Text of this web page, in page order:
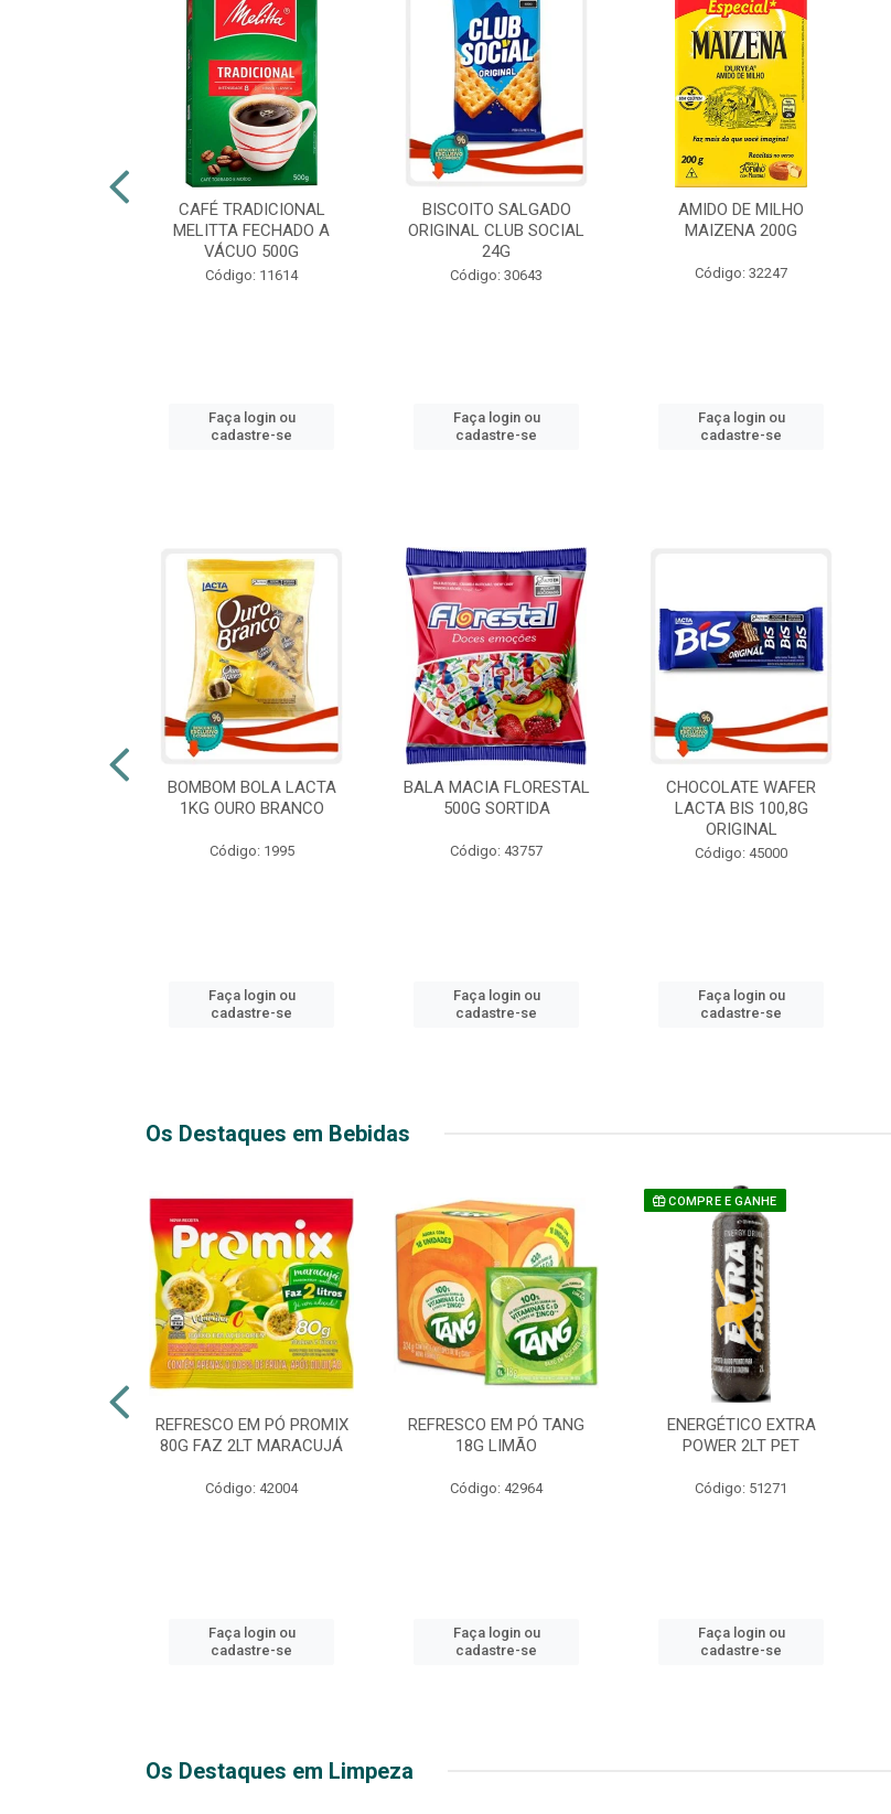
CAFÉ TRADICIONAL
MELITTA FECHADO A
VÁCUO 500G
Código: 11614
Faça login ou
cadastre-se
BISCOITO SALGADO
ORIGINAL CLUB SOCIAL
24G
Código: 30643
Faça login ou
cadastre-se
AMIDO DE MILHO
MAIZENA 200G
Código: 32247
Faça login ou
cadastre-se
BOMBOM BOLA LACTA
1KG OURO BRANCO
Código: 1995
Faça login ou
cadastre-se
BALA MACIA FLORESTAL
500G SORTIDA
Código: 43757
Faça login ou
cadastre-se
CHOCOLATE WAFER
LACTA BIS 100,8G
ORIGINAL
Código: 45000
Faça login ou
cadastre-se
Os Destaques em Bebidas
REFRESCO EM PÓ PROMIX
80G FAZ 2LT MARACUJÁ
Código: 42004
Faça login ou
cadastre-se
REFRESCO EM PÓ TANG
18G LIMÃO
Código: 42964
Faça login ou
cadastre-se
COMPRE E GANHE
ENERGÉTICO EXTRA
POWER 2LT PET
Código: 51271
Faça login ou
cadastre-se
Os Destaques em Limpeza